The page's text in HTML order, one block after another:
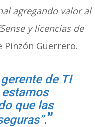
agregando valor al
y licencias de
Pinzón Guerrero.
de TI
que las
.